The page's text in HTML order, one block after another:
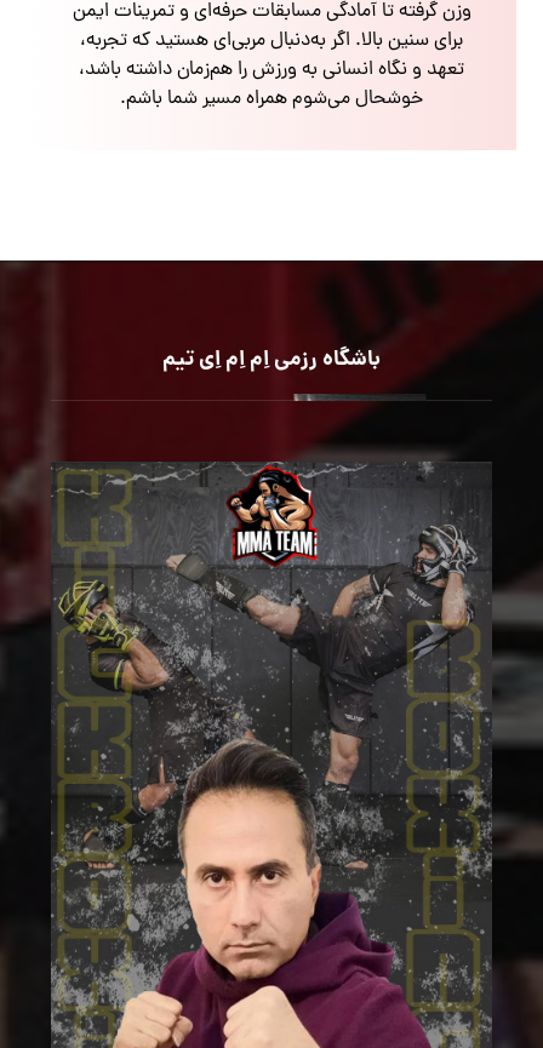
وزن گرفته تا آمادگی مسابقات حرفه‌ای و تمرینات ایمن
برای سنین بالا. اگر به‌دنبال مربی‌ای هستید که تجربه،
تعهد و نگاه انسانی به ورزش را هم‌زمان داشته باشد،
خوشحال می‌شوم همراه مسیر شما باشم.
باشگاه رزمی اِم اِم اِی تیم